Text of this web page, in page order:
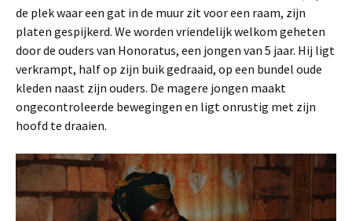
de plek waar een gat in de muur zit voor een raam, zijn
platen gespijkerd. We worden vriendelijk welkom geheten
door de ouders van Honoratus, een jongen van 5 jaar. Hij ligt
verkrampt, half op zijn buik gedraaid, op een bundel oude
kleden naast zijn ouders. De magere jongen maakt
ongecontroleerde bewegingen en ligt onrustig met zijn
hoofd te draaien.